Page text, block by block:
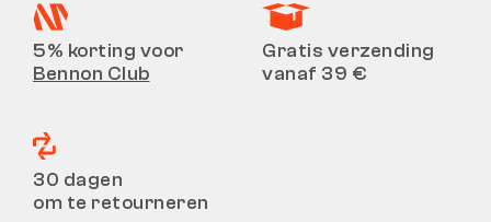
5% korting voor
Bennon Club
Gratis verzending
vanaf 39 €
30 dagen
om te retourneren